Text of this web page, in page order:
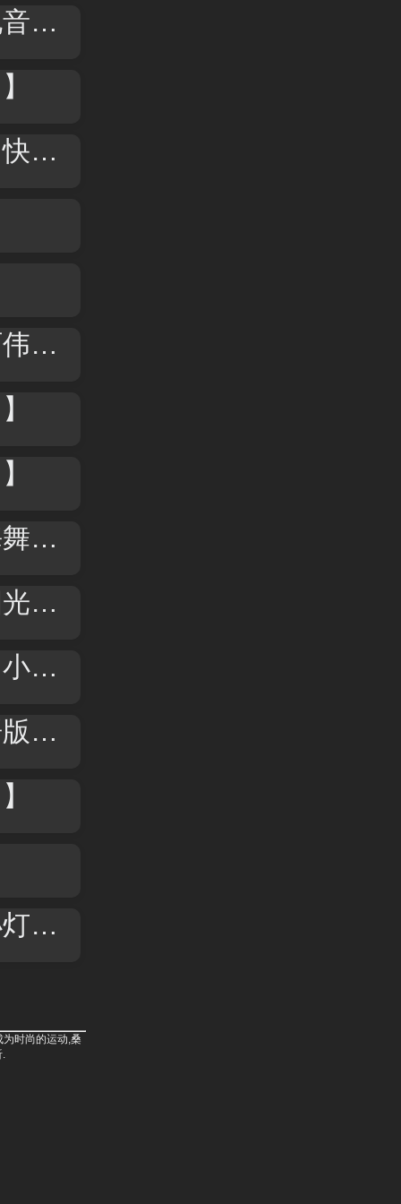
】
】
】
】
】
】
】
时尚的运动,桑
.